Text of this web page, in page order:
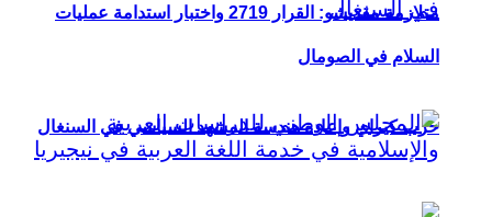
حزب كيراي وإعادة هندسة المشهد السياسي في السنغال
متلازمة مقديشو: القرار 2719 واختبار استدامة عمليات
السلام في الصومال